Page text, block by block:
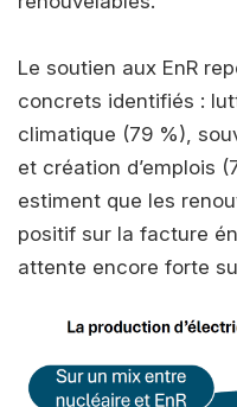
Le soutien aux EnR
concrets identifiés :
climatique (79 %),
et création d’emplois
estiment que les
positif sur la facture
attente encore forte